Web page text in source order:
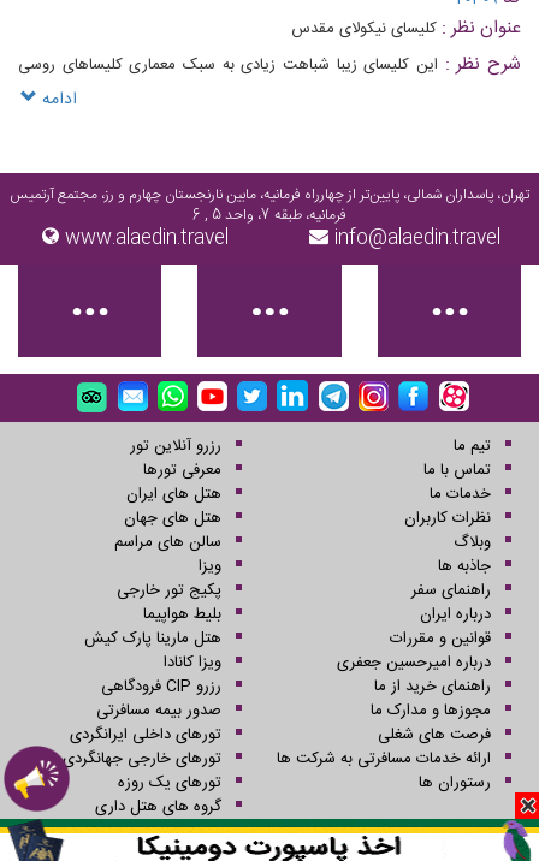
عنوان نظر : کلیسای نیکولای مقدس
شرح نظر : این کلیسای زیبا شباهت زیادی به سبک معماری کلیساهای روسی
ادامه
تهران، پاسداران شمالی، پایین‌تر از چهارراه فرمانیه، مابین نارنجستان چهارم و رز، مجتمع آرتمیس
فرمانیه، طبقه 7، واحد 5 , 6
info@alaedin.travel
www.alaedin.travel
تیم ما
تماس با ما
خدمات ما
نظرات کاربران
وبلاگ
جاذبه ها
راهنمای سفر
درباره ایران
قوانین و مقررات
درباره امیرحسین جعفری
راهنمای خرید از ما
مجوزها و مدارک ما
فرصت های شغلی
ارائه خدمات مسافرتی به شرکت ها
رستوران ها
رزرو آنلاین تور
معرفی تورها
هتل های ایران
هتل های جهان
سالن های مراسم
ویزا
پکیج تور خارجی
بلیط هواپیما
هتل مارینا پارک کیش
ویزا کانادا
رزرو CIP فرودگاهی
صدور بیمه مسافرتی
تورهای داخلی ایرانگردی
تورهای خارجی جهانگردی
تورهای یک روزه
گروه های هتل داری
کلیه حقوق این سایت محفوظ و متعلق به شرکت سفرهای علاءالدین می باشد